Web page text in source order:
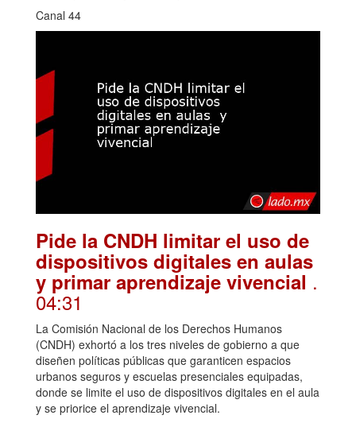
Canal 44
Pide la CNDH limitar el uso de
dispositivos digitales en aulas
y primar aprendizaje vivencial .
04:31
La Comisión Nacional de los Derechos Humanos
(CNDH) exhortó a los tres niveles de gobierno a que
diseñen políticas públicas que garanticen espacios
urbanos seguros y escuelas presenciales equipadas,
donde se limite el uso de dispositivos digitales en el aula
y se priorice el aprendizaje vivencial.